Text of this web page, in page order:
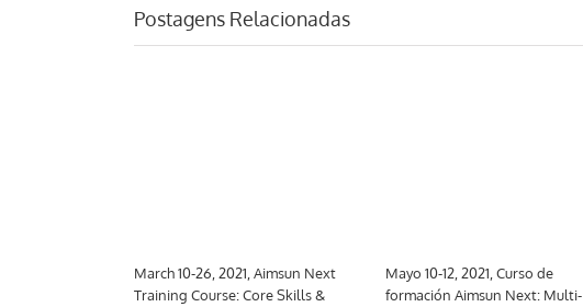
Postagens Relacionadas
March 10-26, 2021, Aimsun Next
Training Course: Core Skills &
Mayo 10-12, 2021, Curso de
formación Aimsun Next: Multi-